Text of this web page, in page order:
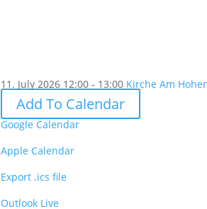
11. July 2026 12:00 - 13:00 Kirche Am
Add To Calendar
Google Calendar
Apple Calendar
Export .ics file
Outlook Live